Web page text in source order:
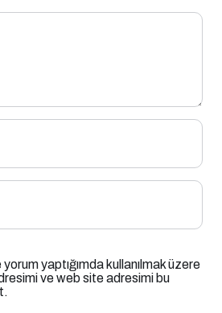
yaptığımda kullanılmak üzere
ve web site adresimi bu